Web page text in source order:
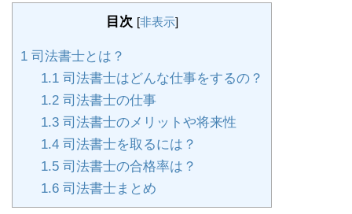
目次 [非表示]
1 司法書士とは？
1.1司法書士はどんな仕事をするの？
1.2司法書士の仕事
1.3司法書士のメリットや将来性
1.4司法書士を取るには？
1.5司法書士の合格率は？
1.6司法書士まとめ